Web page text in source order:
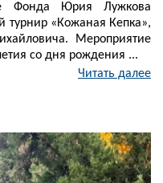
Фонда Юрия Лужкова
турнир «Кожаная Кепка»,
Мероприятие
со дня рождения ...
Читать далее